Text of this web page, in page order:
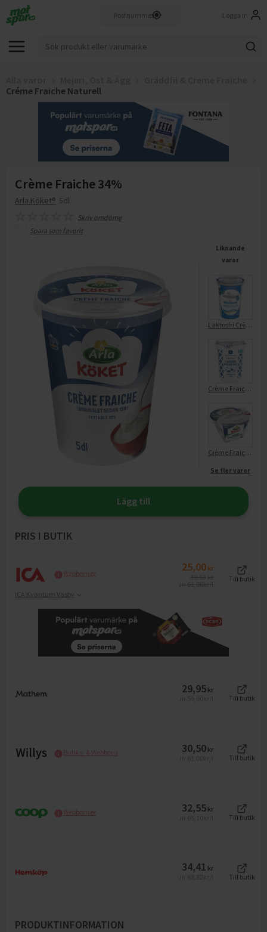
Logga in
Créme Fraiche Naturell
Crème Fraiche 34%
Arla Köket® 5dl
Skriv omdöme
Spara som favorit
Liknande
varor
Laktosfri Crème Fraiche 34%
Crème Fraiche 34% Laktosfri
Crème Fraiche 34% EKO
Se fler varor
Lägg till
PRIS I BUTIK
Webbpriser 25,00 kr
Till butik
ICA Kvantum Väsby
29,95 kr
Till butik
Butiks- & Webbpris 30,50 kr
Till butik
Webbpriser 32,55 kr
Till butik
34,41 kr
Till butik
PRODUKTINFORMATION